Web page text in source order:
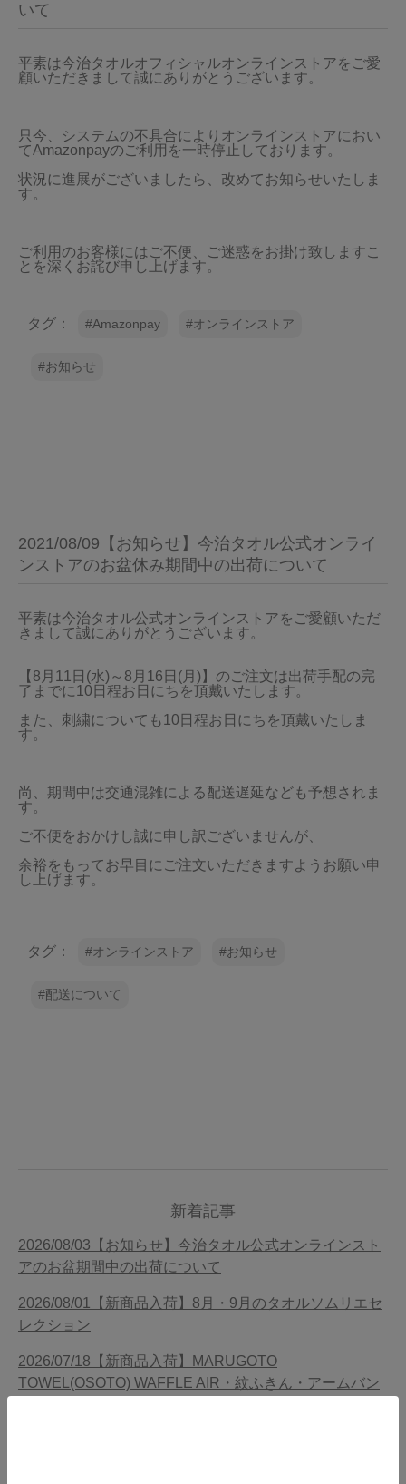
新着記事
2026/08/03【お知らせ】今治タオル公式オンラインスト
アのお盆期間中の出荷について
2026/08/01【新商品入荷】8月・9月のタオルソムリエセ
レクション
2026/07/18【新商品入荷】MARUGOTO
TOWEL(OSOTO) WAFFLE AIR・紋ふきん・アームバン
いて
平素は今治タオルオフィシャルオンラインストアをご愛
顧いただきまして誠にありがとうございます。
只今、システムの不具合によりオンラインストアにおい
てAmazonpayのご利用を一時停止しております。
状況に進展がございましたら、改めてお知らせいたしま
す。
ご利用のお客様にはご不便、ご迷惑をお掛け致しますこ
とを深くお詫び申し上げます。
タグ： Amazonpay オンラインストア
お知らせ
2021/08/09【お知らせ】今治タオル公式オンライ
ンストアのお盆休み期間中の出荷について
平素は今治タオル公式オンラインストアをご愛顧いただ
きまして誠にありがとうございます。
【8月11日(水)～8月16日(月)】のご注文は出荷手配の完
了までに10日程お日にちを頂戴いたします。
また、刺繍についても10日程お日にちを頂戴いたしま
す。
尚、期間中は交通混雑による配送遅延なども予想されま
す。
ご不便をおかけし誠に申し訳ございませんが、
余裕をもってお早目にご注文いただきますようお願い申
し上げます。
タグ： オンラインストア お知らせ
配送について